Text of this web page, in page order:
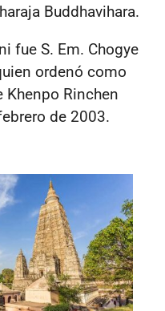
Buddhavihara.
fue S. Em. Chogye
ordenó como
Khenpo Rinchen
de 2003.